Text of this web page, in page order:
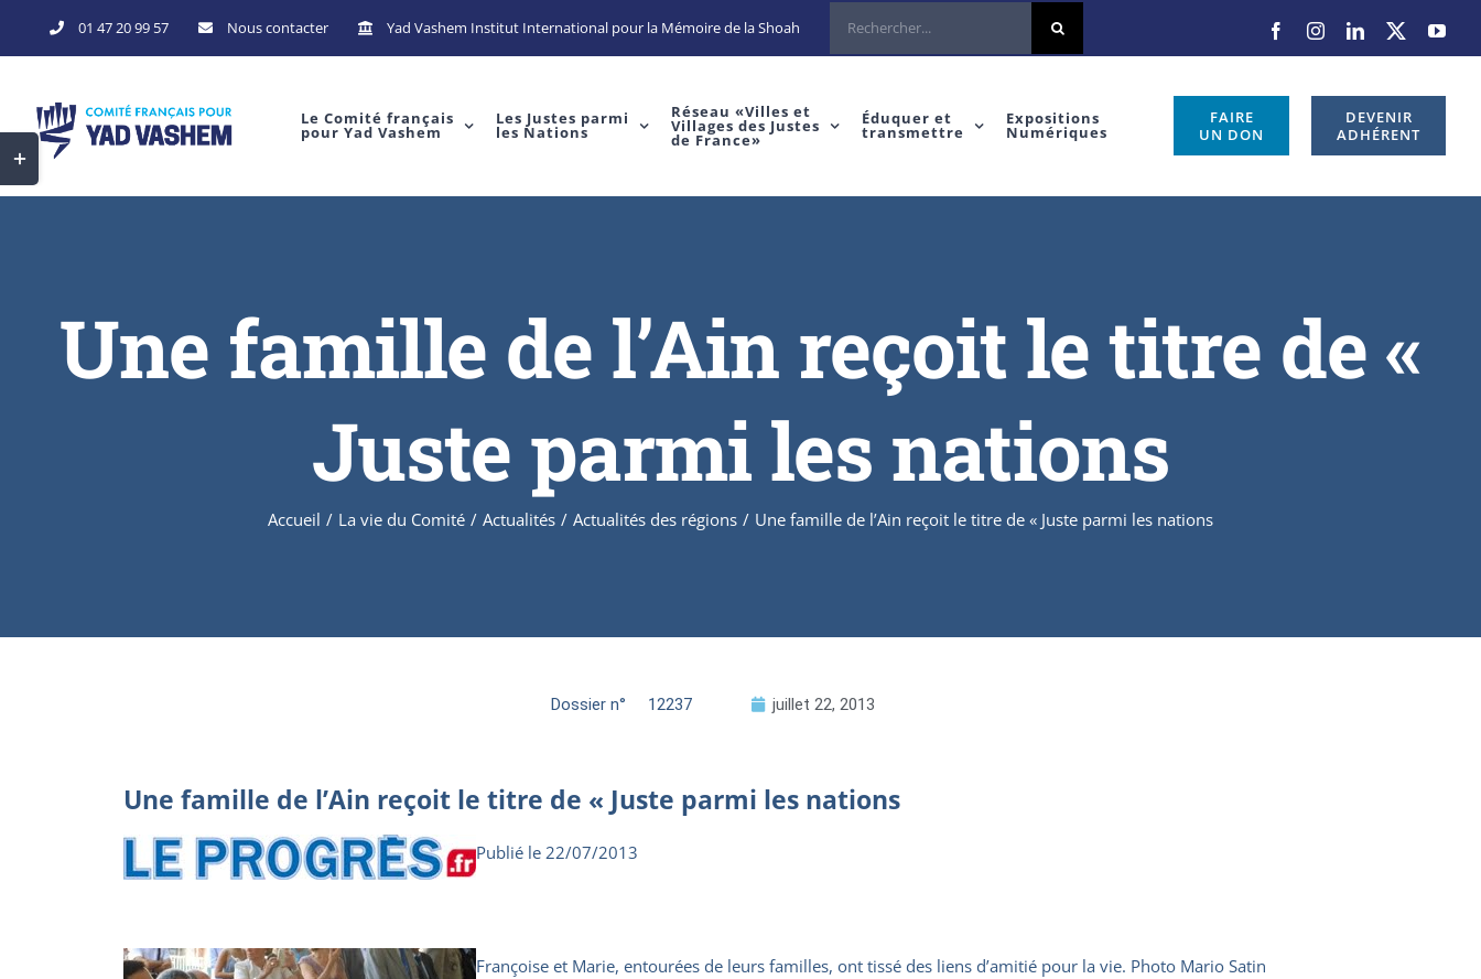
01 47 20 99 57 Nous contacter Yad Vashem Institut International pour la Mémoire de la Shoah
Le Comité français
pour Yad Vashem
Les Justes parmi
les Nations
Réseau «Villes et
Villages des Justes
de France»
Éduquer et
transmettre
Expositions
Numériques
FAIRE
UN DON
DEVENIR
ADHÉRENT
Une famille de l’Ain reçoit le titre de «
Juste parmi les nations
Accueil / La vie du Comité / Actualités / Actualités des régions / Une famille de l’Ain reçoit le titre de « Juste parmi les nations
Dossier n° 12237 juillet 22, 2013
Une famille de l’Ain reçoit le titre de « Juste parmi les nations
Publié le 22/07/2013
Françoise et Marie, entourées de leurs familles, ont tissé des liens d’amitié pour la vie. Photo Mario Satin